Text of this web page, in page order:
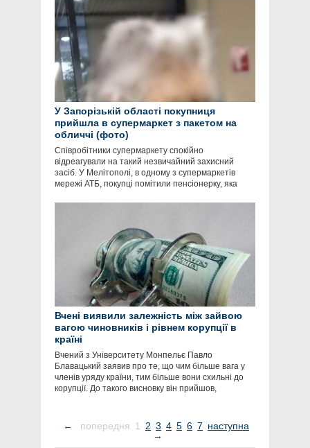
У Запорізькій області покупниця
прийшла в супермаркет з пакетом на
обличчі (фото)
Співробітники супермаркету спокійно
відреагували на такий незвичайний захисний
засіб. У Мелітополі, в одному з супермаркетів
мережі АТБ, покупці помітили пенсіонерку, яка
Вчені виявили залежність між зайвою
вагою чиновників і рівнем корупції в
країні
Вчений з Університету Монпельє Павло
Блавацький заявив про те, що чим більше вага у
членів уряду країни, тим більше вони схильні до
корупції. До такого висновку він прийшов,
← попередня 1 2 3 4 5 6 7 наступна
→